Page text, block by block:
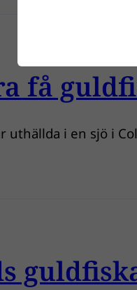
få
uthällda i en sjö i